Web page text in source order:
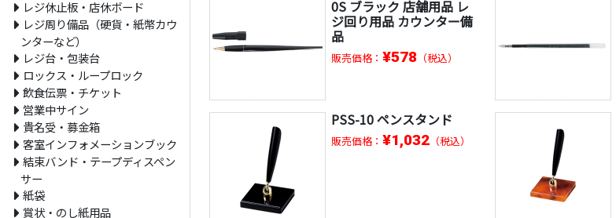
0S ブラック 店舗用品 レ
ジ回り用品 カウンター備
品
販売価格： ¥578 （税込）
PSS-10 ペンスタンド
販売価格： ¥1,032 （税込）
レジ休止板・店休ボード
レジ周り備品（硬貨・紙幣カウ
ンターなど）
レジ台・包装台
ロックス・ループロック
飲食伝票・チケット
営業中サイン
貴名受・募金箱
客室インフォメーションブック
結束バンド・テープディスペン
サー
紙袋
賞状・のし紙用品